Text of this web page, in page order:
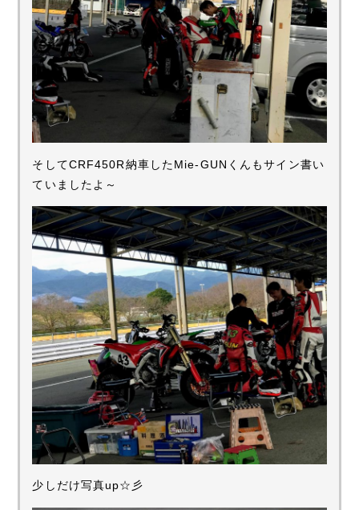
そしてCRF450R納車したMie-GUNくんもサイン書い
ていましたよ～
少しだけ写真up☆彡